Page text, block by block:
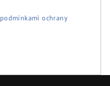
podmínkami ochrany